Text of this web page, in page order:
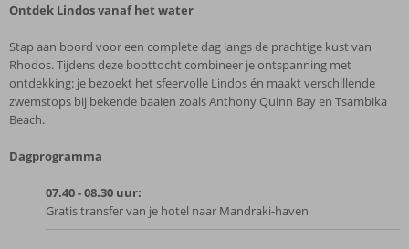
Ontdek Lindos vanaf het water
Stap aan boord voor een complete dag langs de prachtige kust van
Rhodos. Tijdens deze boottocht combineer je ontspanning met
ontdekking: je bezoekt het sfeervolle Lindos én maakt verschillende
zwemstops bij bekende baaien zoals Anthony Quinn Bay en Tsambika
Beach.
Dagprogramma
07.40 - 08.30 uur:
Gratis transfer van je hotel naar Mandraki-haven